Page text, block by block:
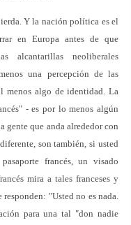
Y la nación política es el
en Europa antes de que
neoliberales
una percepción de las
menos algo de identidad. La
- es por lo menos algún
gente que anda alrededor con
son también, si usted
francés, un visado
mira a tales franceses y
"Usted no es nada.
para una tal "don nadie